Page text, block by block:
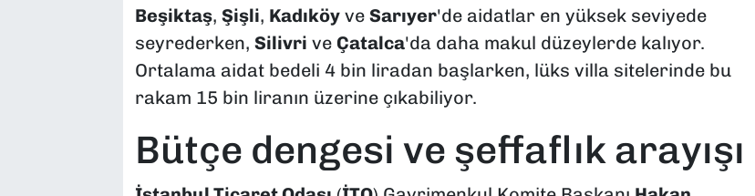
Beşiktaş, Şişli, Kadıköyve Sarıyer'de aidatlar en yüksek seviyede
seyrederken, Silivri ve Çatalca'da daha makul düzeylerde kalıyor.
Ortalama aidat bedeli 4 bin liradan başlarken, lüks villa sitelerinde bu
rakam 15 bin liranın üzerine çıkabiliyor.
Bütçe dengesi ve şeffaflık arayışı